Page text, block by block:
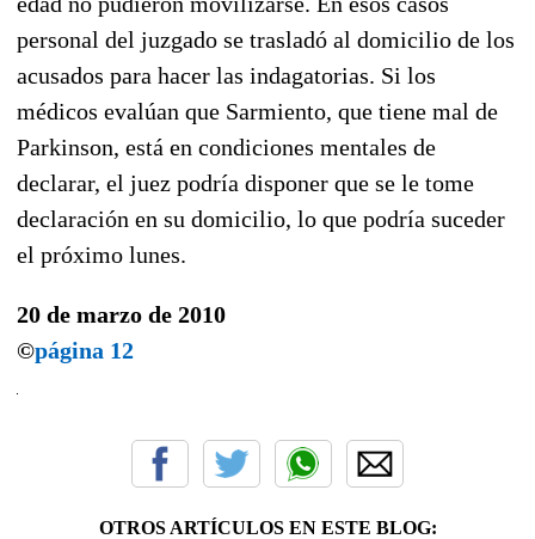
personal del juzgado se trasladó al domicilio de los
acusados para hacer las indagatorias. Si los
médicos evalúan que Sarmiento, que tiene mal de
Parkinson, está en condiciones mentales de
declarar, el juez podría disponer que se le tome
declaración en su domicilio, lo que podría suceder
el próximo lunes.
20 de marzo de 2010
©página 12
OTROS ARTÍCULOS EN ESTE BLOG: